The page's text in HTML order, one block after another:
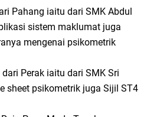
Pahang iaitu dari SMK Abdul
sistem maklumat juga
mengenai psikometrik
Perak iaitu dari SMK Sri
sheet psikometrik juga Sijil ST4